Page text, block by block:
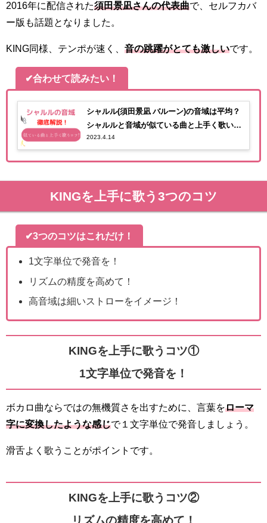
2016年に配信された須田景凪さんの代表曲で、セルフカバ
ー版も話題となりました。
KING同様、テンポが速く、 音の跳躍がとても激しいです。
✔合わせて読みたい！
シャルル(須田景凪 バルーン)の音域は平均？
シャルルと音域が似ている曲と上手く歌いこ
なすコツ！
2023.4.14
KINGを上手に歌う3つのコツ
✔3つのコツはこれだけ！
1文字単位で発音を！
リズムの精度を高めて！
高音域は細いストローをイメージ！
KINGを上手に歌うコツ①
1文字単位で発音を！
ボカロ曲ならではの無機質さを出すために、言葉をローマ
字に変換したような感じで１文字単位で発音しましょう。
滑舌よく歌うことがポイントです。
KINGを上手に歌うコツ②
リズムの精度を高めて！